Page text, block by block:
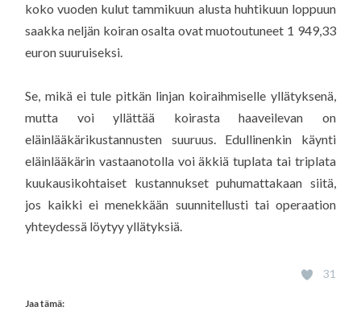
koko vuoden kulut tammikuun alusta huhtikuun loppuun
saakka neljän koiran osalta ovat muotoutuneet 1 949,33
euron suuruiseksi.
Se, mikä ei tule pitkän linjan koiraihmiselle yllätyksenä,
mutta voi yllättää koirasta haaveilevan on
eläinlääkärikustannusten suuruus. Edullinenkin käynti
eläinlääkärin vastaanotolla voi äkkiä tuplata tai triplata
kuukausikohtaiset kustannukset puhumattakaan siitä,
jos kaikki ei menekkään suunnitellusti tai operaation
yhteydessä löytyy yllätyksiä.
31
Jaa tämä: